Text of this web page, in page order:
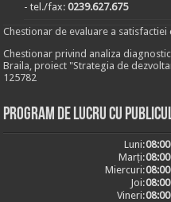
- tel./fax:0239.627.675
Chestionar de evaluare a satisfactiei
Chestionar privind analiza
Braila, proiect "Strategia de
125782
Program de lucru cu
Luni:
Marți:
Miercuri:
Joi:
Vineri: